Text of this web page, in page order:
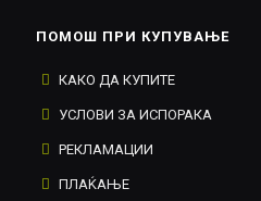
ПОМОШ ПРИ КУПУВАЊЕ
КАКО ДА КУПИТЕ
УСЛОВИ ЗА ИСПОРАКА
РЕКЛАМАЦИИ
ПЛАЌАЊЕ